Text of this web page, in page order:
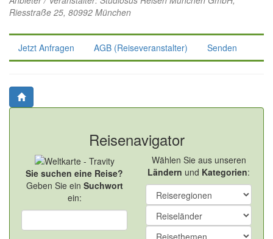
Riesstraße 25, 80992 München
Jetzt Anfragen AGB (Reiseveranstalter) Senden
Reisenavigator
Sie suchen eine Reise?
Geben Sie ein Suchwort
ein:
Wählen Sie aus unseren
Ländern und Kategorien: